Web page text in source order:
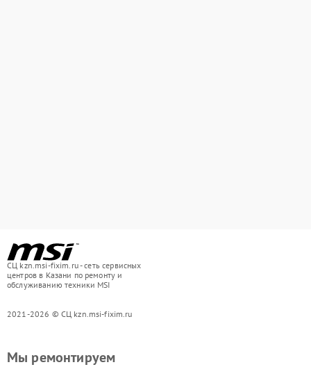
СЦ kzn.msi-fixim.ru - сеть сервисных
центров в Казани по ремонту и
обслуживанию техники MSI
2021-2026 © СЦ kzn.msi-fixim.ru
Мы ремонтируем